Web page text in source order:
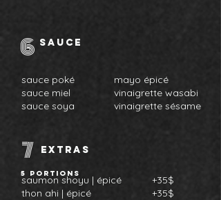
6 SAUCE
sauce poké
sauce miel
sauce soya
mayo épicé
vinaigrette wasabi
vinaigrette sésame
7 extras
5 portions
saumon shoyu | épicé
thon ahi | épicé
+35$
+35$